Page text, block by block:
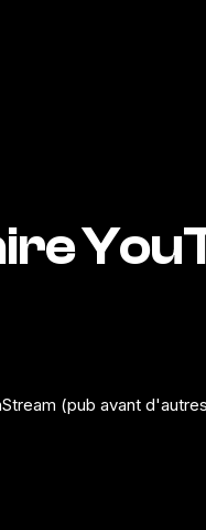
(pub avant